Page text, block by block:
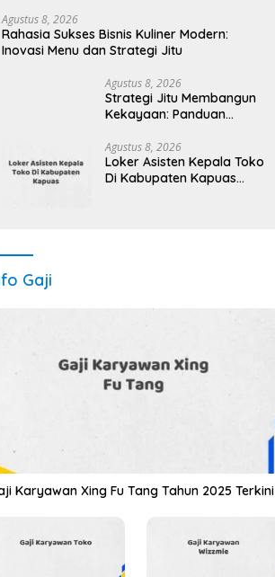
Agustus 8, 2026
Rahasia Sukses Bisnis Kuliner Modern:
Inovasi Menu dan Strategi Jitu
Agustus 8, 2026
Strategi Jitu Membangun
Kekayaan: Panduan
Kini
Agustus 8, 2026
Loker Asisten Kepala Toko
Di Kabupaten Kapuas
Gaji
Karyawan Xing Fu Tang Tahun 2025 Terkini